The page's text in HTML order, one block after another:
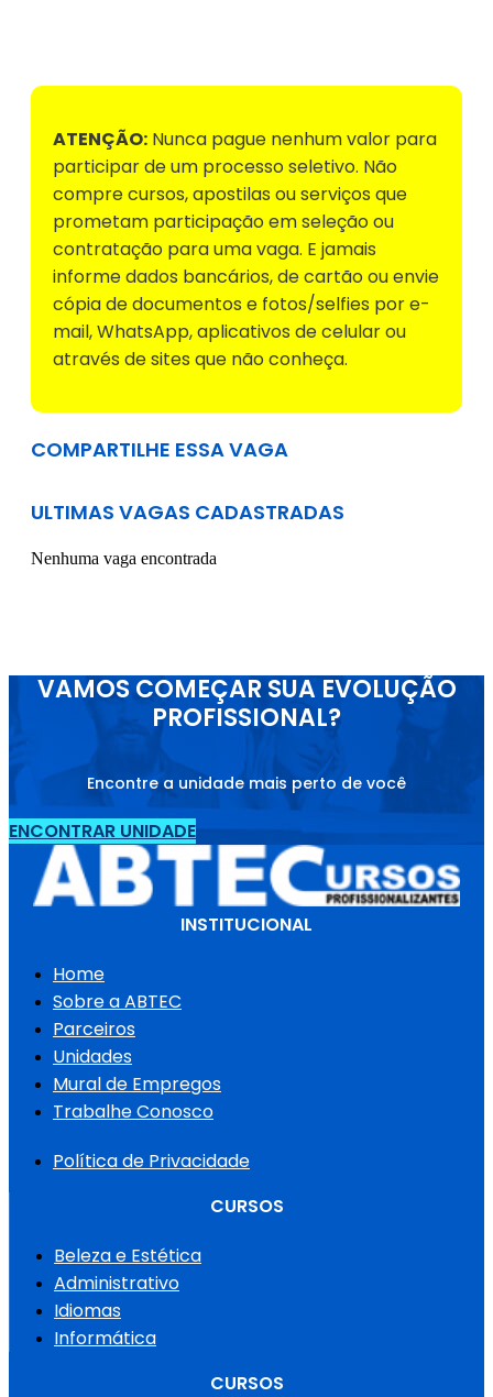
ATENÇÃO: Nunca pague nenhum valor para
participar de um processo seletivo. Não
compre cursos, apostilas ou serviços que
prometam participação em seleção ou
contratação para uma vaga. E jamais
informe dados bancários, de cartão ou envie
cópia de documentos e fotos/selfies por e-
mail, WhatsApp, aplicativos de celular ou
através de sites que não conheça.
COMPARTILHE ESSA VAGA
ULTIMAS VAGAS CADASTRADAS
Nenhuma vaga encontrada
VAMOS COMEÇAR SUA EVOLUÇÃO
PROFISSIONAL?
Encontre a unidade mais perto de você
ENCONTRAR UNIDADE
INSTITUCIONAL
Home
Sobre a ABTEC
Parceiros
Unidades
Mural de Empregos
Trabalhe Conosco
Política de Privacidade
CURSOS
Beleza e Estética
Administrativo
Idiomas
Informática
CURSOS